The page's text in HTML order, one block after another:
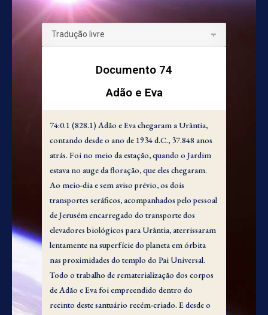
Documento 74
Adão e Eva
74:0.1 (828.1) Adão e Eva chegaram a Urântia,
contando desde o ano de 1934 d.C., 37.848 anos
atrás. Foi no meio da estação, quando o Jardim
estava no auge da floração, que eles chegaram.
Ao meio-dia e sem aviso prévio, os dois
transportes seráficos, acompanhados pelo pessoal
de Jerusém encarregado do transporte dos
elevadores biológicos para Urântia, aterrissaram
lentamente na superfície do planeta em órbita
nas proximidades do templo do Pai Universal.
Todo o trabalho de rematerialização dos corpos
de Adão e Eva foi empreendido dentro do
recinto deste santuário recém-criado. E desde o